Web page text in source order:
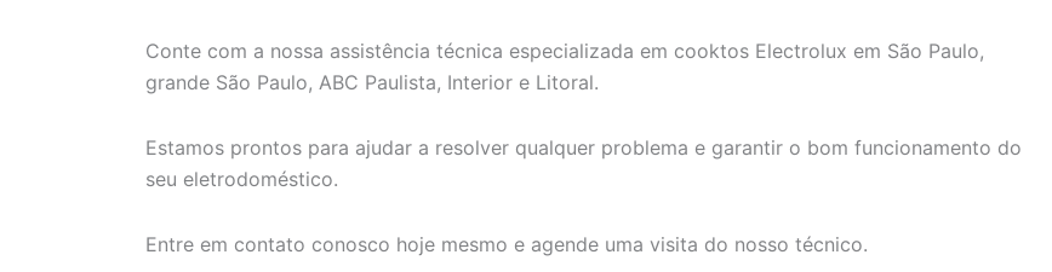
Conte com a nossa assistência técnica especializada em cooktos Electrolux em São Paulo,
grande São Paulo, ABC Paulista, Interior e Litoral.
Estamos prontos para ajudar a resolver qualquer problema e garantir o bom funcionamento do
seu eletrodoméstico.
Entre em contato conosco hoje mesmo e agende uma visita do nosso técnico.